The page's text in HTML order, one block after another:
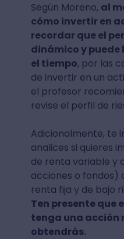
Según Moreno, al
cómo invertir en
recordar que el
dinámico y
el tiempo, por las
de invertir en un
el profesor
revise el perfil de
Adicionalmente, te
analices si quieres
de renta variable y
acciones o fondos)
renta fija y de bajo
Ten presente que
tenga una
obtendrás.